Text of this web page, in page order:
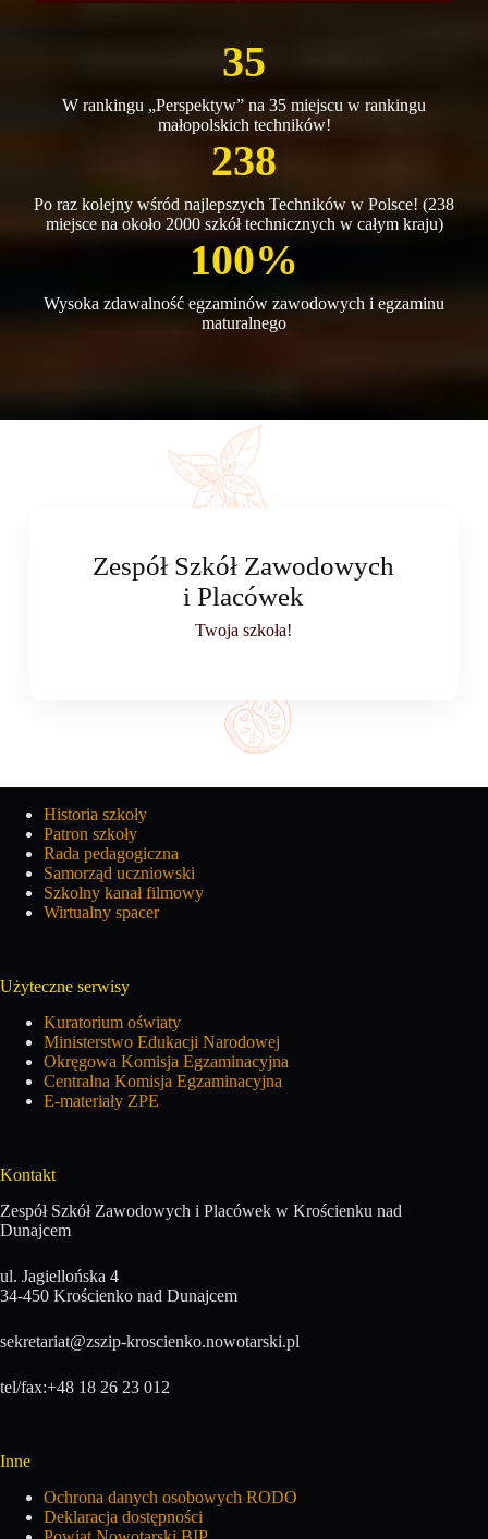
35
W rankingu „Perspektyw” na 35 miejscu w rankingu
małopolskich techników!
238
Po raz kolejny wśród najlepszych Techników w Polsce! (238
miejsce na około 2000 szkół technicznych w całym kraju)
100%
Wysoka zdawalność egzaminów zawodowych i egzaminu
maturalnego
Zespół Szkół Zawodowych
i Placówek
Twoja szkoła!
Historia szkoły
Patron szkoły
Rada pedagogiczna
Samorząd uczniowski
Szkolny kanał filmowy
Wirtualny spacer
Użyteczne serwisy
Kuratorium oświaty
Ministerstwo Edukacji Narodowej
Okręgowa Komisja Egzaminacyjna
Centralna Komisja Egzaminacyjna
E-materiały ZPE
Kontakt
Zespół Szkół Zawodowych i Placówek w Krościenku nad
Dunajcem
ul. Jagiellońska 4
34-450 Krościenko nad Dunajcem
sekretariat@zszip-kroscienko.nowotarski.pl
tel/fax:+48 18 26 23 012
Inne
Ochrona danych osobowych RODO
Deklaracja dostępności